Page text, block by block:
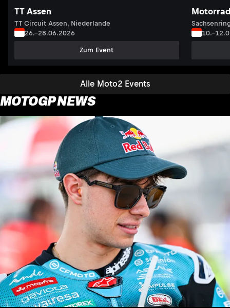
Alle Moto2 Events
TT Assen
TT Circuit Assen, Niederlande
26.–28.06.2026
Zum Event
MOTOGP NEWS